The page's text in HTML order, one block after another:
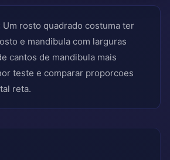
Um rosto quadrado costuma ter
e mandibula com larguras
cantos de mandibula mais
teste e comparar proporcoes
reta.